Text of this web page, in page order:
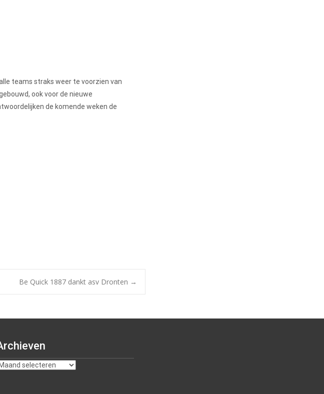
teams straks weer te voorzien van
ook voor de nieuwe
de komende weken de
Be Quick 1887 dankt asv Dronten →